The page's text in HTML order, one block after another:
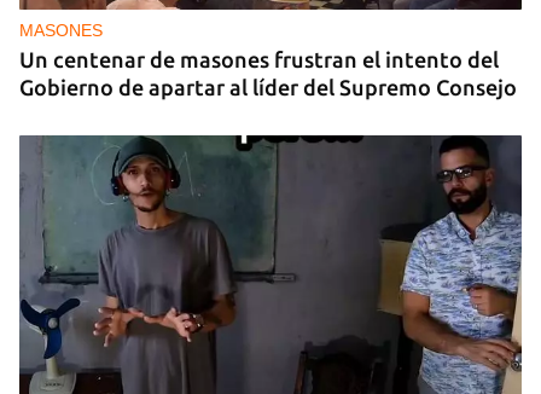
MASONES
Un centenar de masones frustran el intento del
Gobierno de apartar al líder del Supremo Consejo